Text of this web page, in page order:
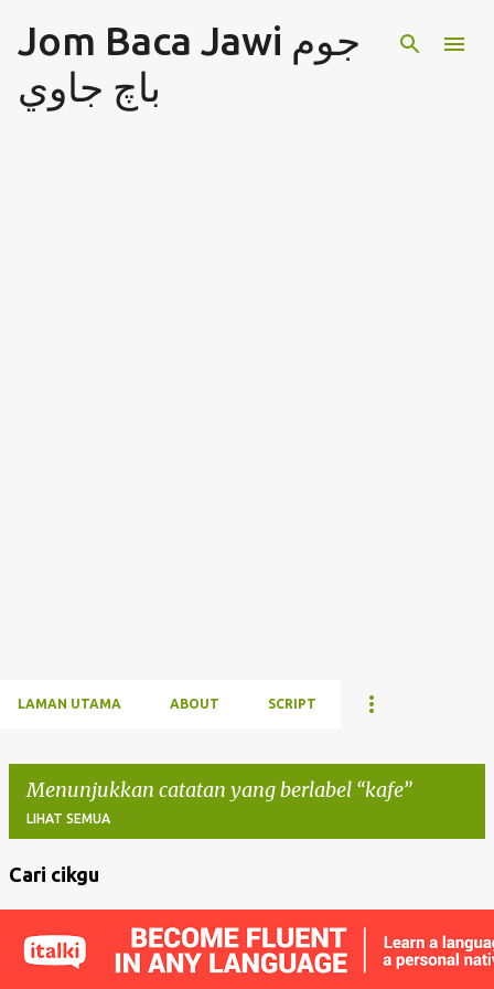
Langkau ke kandungan utamaJom Baca Jawi جوم
باچ جاوي
LAMAN UTAMA ABOUT SCRIPT
Menunjukkan catatan yang berlabel kafe
LIHAT SEMUA
Cari cikgu